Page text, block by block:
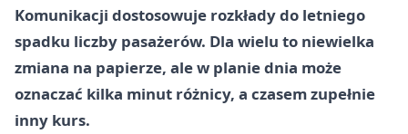
Komunikacji dostosowuje rozkłady do letniego
spadku liczby pasażerów. Dla wielu to niewielka
zmiana na papierze, ale w planie dnia może
oznaczać kilka minut różnicy, a czasem zupełnie
inny kurs.